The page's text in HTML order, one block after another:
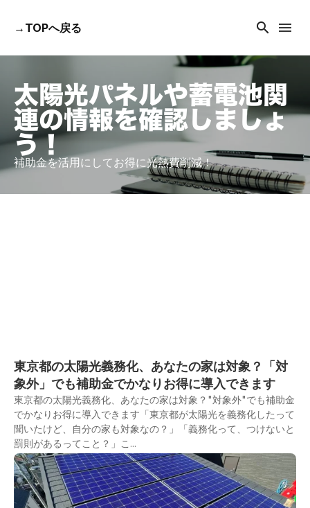
→TOPへ戻る search menu
太陽光パネルや蓄電池関
連の情報を確認しましょ
う！
補助金を活用にしてお得に光熱費削減！
東京都の太陽光義務化、あなたの家は対象？「対
象外」でも補助金でかなりお得に導入できます
東京都の太陽光義務化、あなたの家は対象？"対象外"でも補助金
でかなりお得に導入できます「東京都が太陽光を義務化したって
聞いたけど、自分の家も対象なの？」「義務化って、つけないと
罰則があるってこと？」こ...